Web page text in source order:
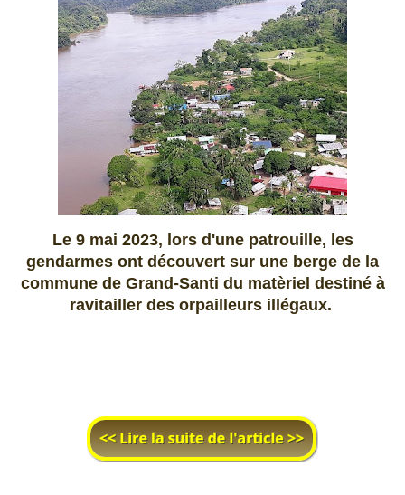
Le 9 mai 2023, lors d'une patrouille, les
gendarmes ont découvert sur une berge de la
commune de Grand-Santi du matèriel destiné à
ravitailler des orpailleurs illégaux.